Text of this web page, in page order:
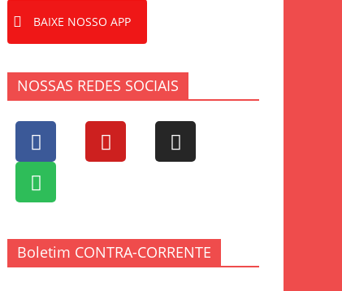
BAIXE NOSSO APP
NOSSAS REDES SOCIAIS
Boletim CONTRA-CORRENTE